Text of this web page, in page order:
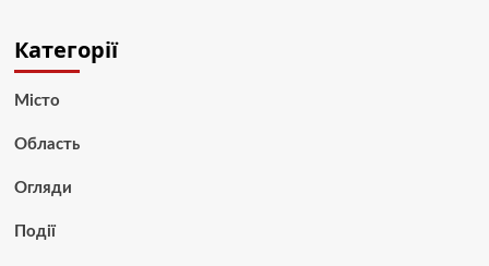
Категорії
Місто
Область
Огляди
Події